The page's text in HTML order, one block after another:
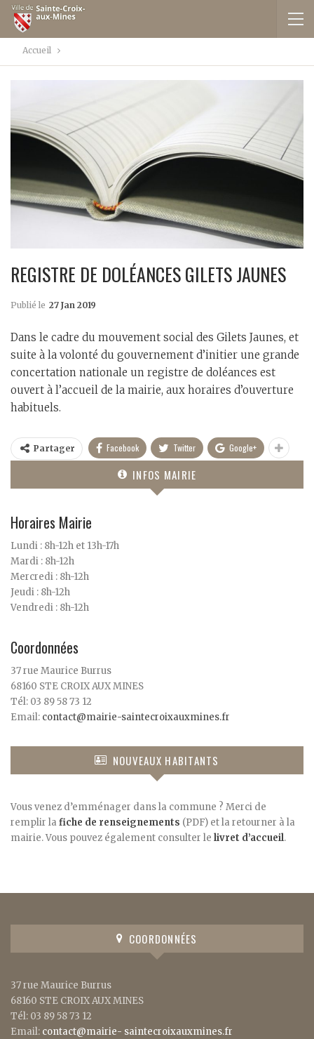
Accueil
REGISTRE DE DOLÉANCES GILETS JAUNES
Publié le 27 Jan 2019
Dans le cadre du mouvement social des Gilets Jaunes, et
suite à la volonté du gouvernement d’initier une grande
concertation nationale un registre de doléances est
ouvert à l’accueil de la mairie, aux horaires d’ouverture
habituels.
Partager Facebook Twitter Google+
INFOS MAIRIE
Horaires Mairie
Lundi : 8h-12h et 13h-17h
Mardi : 8h-12h
Mercredi : 8h-12h
Jeudi : 8h-12h
Vendredi : 8h-12h
Coordonnées
37 rue Maurice Burrus
68160 STE CROIX AUX MINES
Tél: 03 89 58 73 12
Email: contact@mairie-saintecroixauxmines.fr
NOUVEAUX HABITANTS
Vous venez d’emménager dans la commune ? Merci de
remplir la fiche de renseignements (PDF) et la retourner à la
mairie. Vous pouvez également consulter le livret d’accueil.
COORDONNÉES
37 rue Maurice Burrus
68160 STE CROIX AUX MINES
Tél: 03 89 58 73 12
Email: contact@mairie- saintecroixauxmines.fr